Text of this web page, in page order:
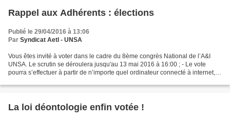
Rappel aux Adhérents : élections
Publié le 29/04/2016 à 13:06
Par Syndicat AetI - UNSA
Vous êtes invité à voter dans le cadre du 8ème congrès National de l’A&I
UNSA. Le scrutin se déroulera jusqu'au 13 mai 2016 à 16:00 ; - Le vote
pourra s’effectuer à partir de n’importe quel ordinateur connecté à internet,
La loi déontologie enfin votée !